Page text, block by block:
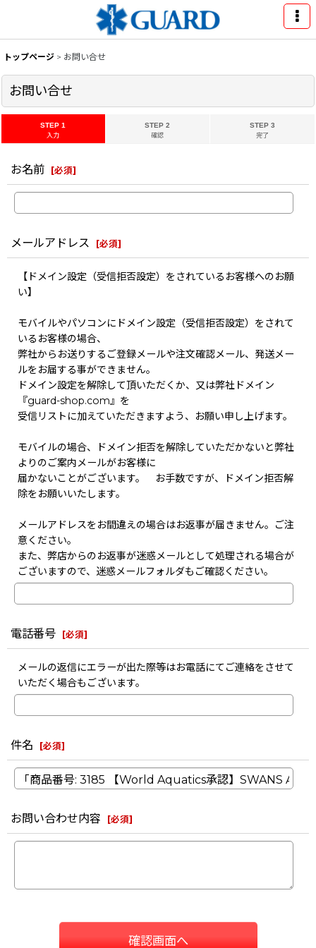
トップページ > お問い合せ
お問い合せ
STEP 1
入力
STEP 2
確認
STEP 3
完了
お名前 [必須]
メールアドレス [必須]
【ドメイン設定（受信拒否設定）をされているお客様へのお願
い】
モバイルやパソコンにドメイン設定（受信拒否設定）をされて
いるお客様の場合、
弊社からお送りするご登録メールや注文確認メール、発送メー
ルをお届する事ができません。
ドメイン設定を解除して頂いただくか、又は弊社ドメイン
『guard-shop.com』を
受信リストに加えていただきますよう、お願い申し上げます。
モバイルの場合、ドメイン拒否を解除していただかないと弊社
よりのご案内メールがお客様に
届かないことがございます。 お手数ですが、ドメイン拒否解
除をお願いいたします。
メールアドレスをお間違えの場合はお返事が届きません。ご注
意ください。
また、弊店からのお返事が迷惑メールとして処理される場合が
ございますので、迷惑メールフォルダもご確認ください。
電話番号 [必須]
メールの返信にエラーが出た際等はお電話にてご連絡をさせて
いただく場合もございます。
件名 [必須]
お問い合わせ内容 [必須]
確認画面へ